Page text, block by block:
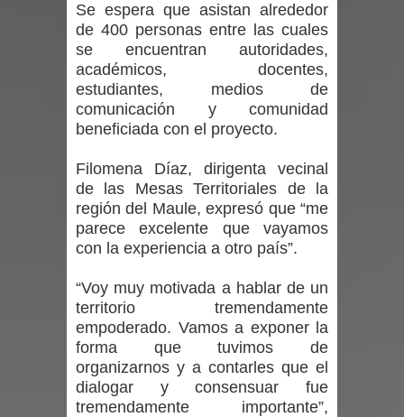
Maule golpea al Gobierno en medio de
denuncias por viviendas sociales en
Talca
Diputado Jorge Guzmán rechaza
proyecto de interconexión eléctrica
en la alta cordillera del Maule por su
impacto ambiental
INDAP entregó $189 millones en
incentivos a usuarios de PRODESAL
de la provincia de Linares
Municipalidad de Curicó apuesta a la
Se espera que asistan alrededor
de 400 personas entre las cuales
se encuentran autoridades,
académicos, docentes,
estudiantes, medios de
comunicación y comunidad
beneficiada con el proyecto.
Filomena Díaz, dirigenta vecinal
de las Mesas Territoriales de la
región del Maule, expresó que “me
parece excelente que vayamos
con la experiencia a otro país”.
“Voy muy motivada a hablar de un
territorio tremendamente
empoderado. Vamos a exponer la
forma que tuvimos de
organizarnos y a contarles que el
dialogar y consensuar fue
tremendamente importante”,